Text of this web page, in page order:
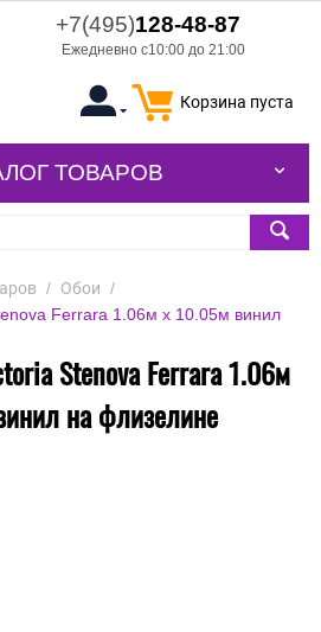
+7(495)128-48-87
Ежедневно с10:00 до 21:00
Корзина пуста
ТОВАРОВ
/ Обои /
Ferrara 1.06м x 10.05м винил
Stenova Ferrara 1.06м
на флизелине